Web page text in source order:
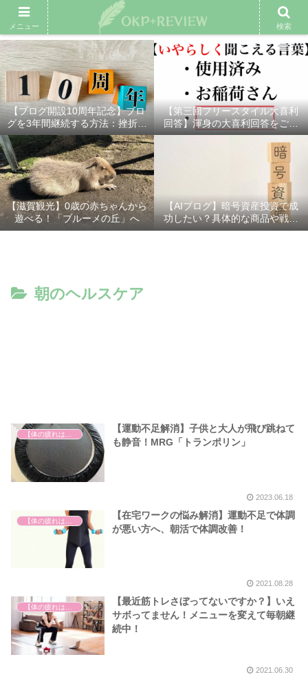
雑記ブログ プロフィール 余興動画 ベスト大喜利 スポ
【ブログ開設10周年記念】ブロ
グを3年間継続する方法：挫折し
ないための7つの秘訣
【第三回フリースタイル大喜利
回答】渾身の大喜利回答をご紹
介！
【滋賀観光】0歳の赤ちゃんから
遊べる！「ブルーメの丘」へ
【AIブログ】暗号資産投資で成
功したい？具体的な商品や戦略
を分かりやすく解説！
朝のヘルスケア
【体の疲れは心の疲れ】
【運動不足解消】子供と大人が飛び跳ねて
も静音！MRG「トランポリン」
2023.06.18
【在宅ワークの悩み解消】運動不足で体調
が悪い方へ、朝活で体調改善！
2021.08.28
【体の疲れは心の疲れ】
【最近筋トレさぼってないですか？】いえ
サボってません！メニューを変えて毎朝継
続中！
2021.06.30
メニュー 検索